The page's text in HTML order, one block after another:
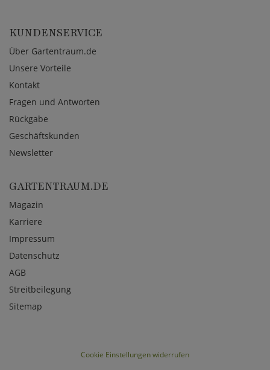
KUNDENSERVICE
Über Gartentraum.de
Unsere Vorteile
Kontakt
Fragen und Antworten
Rückgabe
Geschäftskunden
Newsletter
GARTENTRAUM.DE
Magazin
Karriere
Impressum
Datenschutz
AGB
Streitbeilegung
Sitemap
Cookie Einstellungen widerrufen